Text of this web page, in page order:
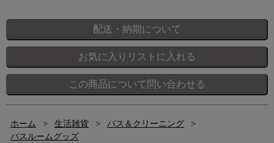
ホーム > 生活雑貨 > バス＆クリーニング
>
バスルームグッズ